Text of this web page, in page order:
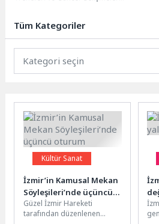
değişmekte ve...
Tüm Kategoriler
Kültür Sanat
İzmir’in Kamusal Mekan
Söyleşileri’nde üçüncü
oturum
Güzel İzmir Hareketi
tarafından düzenlenen